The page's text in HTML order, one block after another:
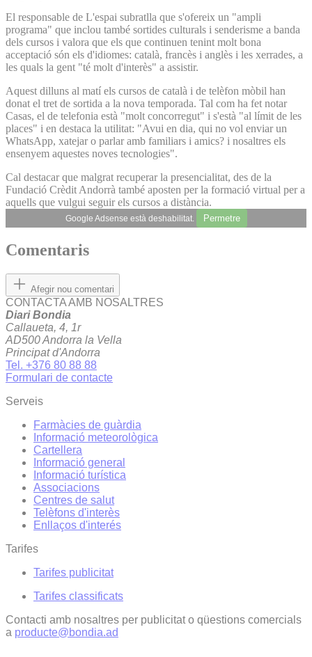
El responsable de L'espai subratlla que s'ofereix un "ampli
programa" que inclou també sortides culturals i senderisme a banda
dels cursos i valora que els que continuen tenint molt bona
acceptació són els d'idiomes: català, francès i anglès i les xerrades, a
les quals la gent "té molt d'interès" a assistir.
Aquest dilluns al matí els cursos de català i de telèfon mòbil han
donat el tret de sortida a la nova temporada. Tal com ha fet notar
Casas, el de telefonia està "molt concorregut" i s'està "al límit de les
places" i en destaca la utilitat: "Avui en dia, qui no vol enviar un
WhatsApp, xatejar o parlar amb familiars i amics? i nosaltres els
ensenyem aquestes noves tecnologies".
Cal destacar que malgrat recuperar la presencialitat, des de la
Fundació Crèdit Andorrà també aposten per la formació virtual per a
aquells que vulgui seguir els cursos a distància.
Google Adsense està deshabilitat. Permetre
Comentaris
Afegir nou comentari
CONTACTA AMB NOSALTRES
Diari Bondia
Callaueta, 4, 1r
AD500 Andorra la Vella
Principat d'Andorra
Tel. +376 80 88 88
Formulari de contacte
Serveis
Farmàcies de guàrdia
Informació meteorològica
Cartellera
Informació general
Informació turística
Associacions
Centres de salut
Telèfons d'interès
Enllaços d'interés
Tarifes
Tarifes publicitat
Tarifes classificats
Contacti amb nosaltres per publicitat o qüestions comercials
a producte@bondia.ad